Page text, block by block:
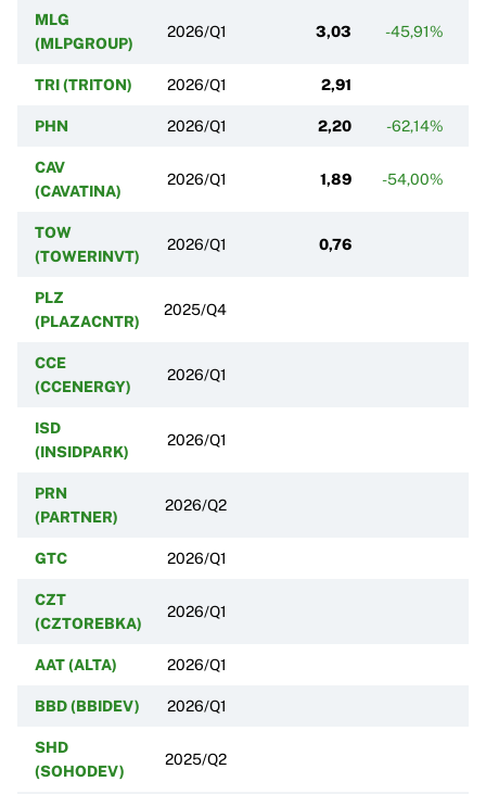
MLG
(MLPGROUP)
2026/Q1 3,03 -45,91%
TRI (TRITON) 2026/Q1 2,91
PHN 2026/Q1 2,20 -62,14%
CAV
(CAVATINA)
2026/Q1 1,89 -54,00%
TOW
(TOWERINVT)
2026/Q1 0,76
PLZ
(PLAZACNTR)
2025/Q4
CCE
(CCENERGY)
2026/Q1
ISD
(INSIDPARK)
2026/Q1
PRN
(PARTNER)
2026/Q2
GTC 2026/Q1
CZT
(CZTOREBKA)
2026/Q1
AAT (ALTA) 2026/Q1
BBD (BBIDEV) 2026/Q1
SHD
(SOHODEV)
2025/Q2